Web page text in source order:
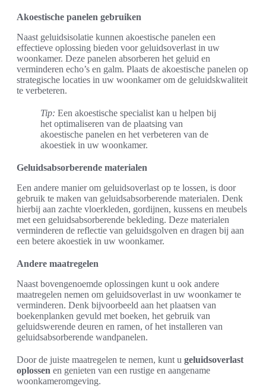
Akoestische panelen gebruiken
Naast geluidsisolatie kunnen akoestische panelen een
effectieve oplossing bieden voor geluidsoverlast in uw
woonkamer. Deze panelen absorberen het geluid en
verminderen echo’s en galm. Plaats de akoestische panelen op
strategische locaties in uw woonkamer om de geluidskwaliteit
te verbeteren.
Tip: Een akoestische specialist kan u helpen bij
het optimaliseren van de plaatsing van
akoestische panelen en het verbeteren van de
akoestiek in uw woonkamer.
Geluidsabsorberende materialen
Een andere manier om geluidsoverlast op te lossen, is door
gebruik te maken van geluidsabsorberende materialen. Denk
hierbij aan zachte vloerkleden, gordijnen, kussens en meubels
met een geluidsabsorberende bekleding. Deze materialen
verminderen de reflectie van geluidsgolven en dragen bij aan
een betere akoestiek in uw woonkamer.
Andere maatregelen
Naast bovengenoemde oplossingen kunt u ook andere
maatregelen nemen om geluidsoverlast in uw woonkamer te
verminderen. Denk bijvoorbeeld aan het plaatsen van
boekenplanken gevuld met boeken, het gebruik van
geluidswerende deuren en ramen, of het installeren van
geluidsabsorberende wandpanelen.
Door de juiste maatregelen te nemen, kunt u geluidsoverlast
oplossen en genieten van een rustige en aangename
woonkameromgeving.